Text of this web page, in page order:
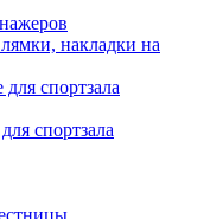
накладки на
спортзала
спортзала